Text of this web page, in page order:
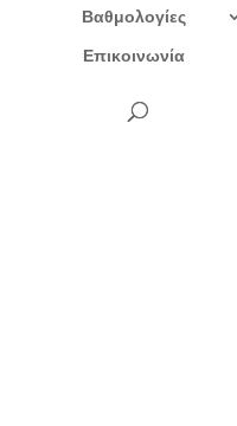
Βαθμολογίες
Επικοινωνία